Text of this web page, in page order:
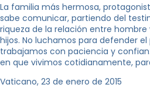
La familia más hermosa,
sabe comunicar, partiendo del
riqueza de la relación entre
hijos. No luchamos para defender el
trabajamos con paciencia y
en que vivimos cotidianamente,
Vaticano, 23 de enero de 2015